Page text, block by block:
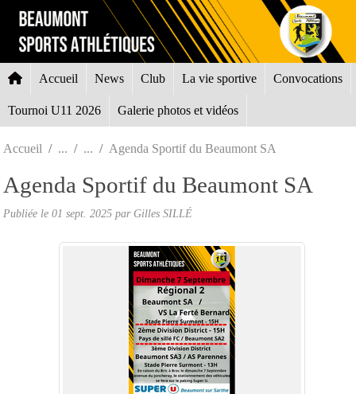
Accueil News Club La vie sportive Convocations
Tournoi U11 2026 Galerie photos et vidéos
Accueil Agenda Sportif du Beaumont SA
Agenda Sportif du Beaumont SA
Publiée le 01 sept. 2025 par Gilles SILLÉ
Panneau de gestion des cookies